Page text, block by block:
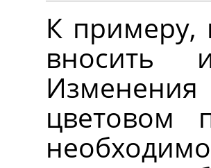
К примеру,
вносить
цветовом